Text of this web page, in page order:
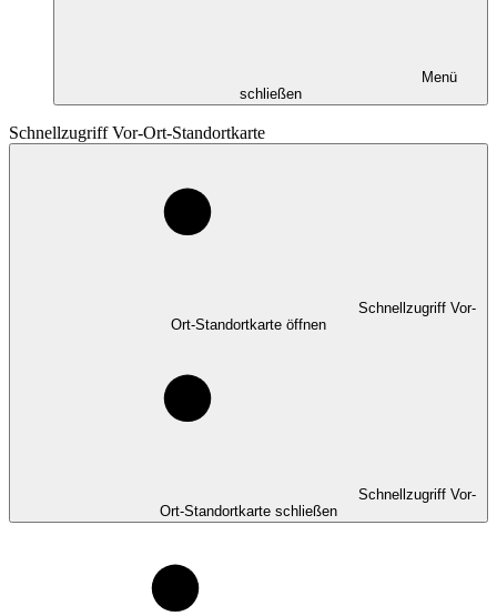
Menü
schließen
Schnellzugriff Vor-Ort-Standortkarte
Schnellzugriff Vor-
Ort-Standortkarte öffnen
Schnellzugriff Vor-
Ort-Standortkarte schließen